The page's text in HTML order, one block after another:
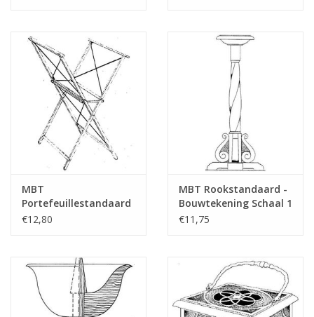
MBT
Portefeuillestandaard
- Bouwtekening Schaal
€12,80
MBT Rookstandaard -
Bouwtekening Schaal 1
: N/A (45.26.007)
€11,75